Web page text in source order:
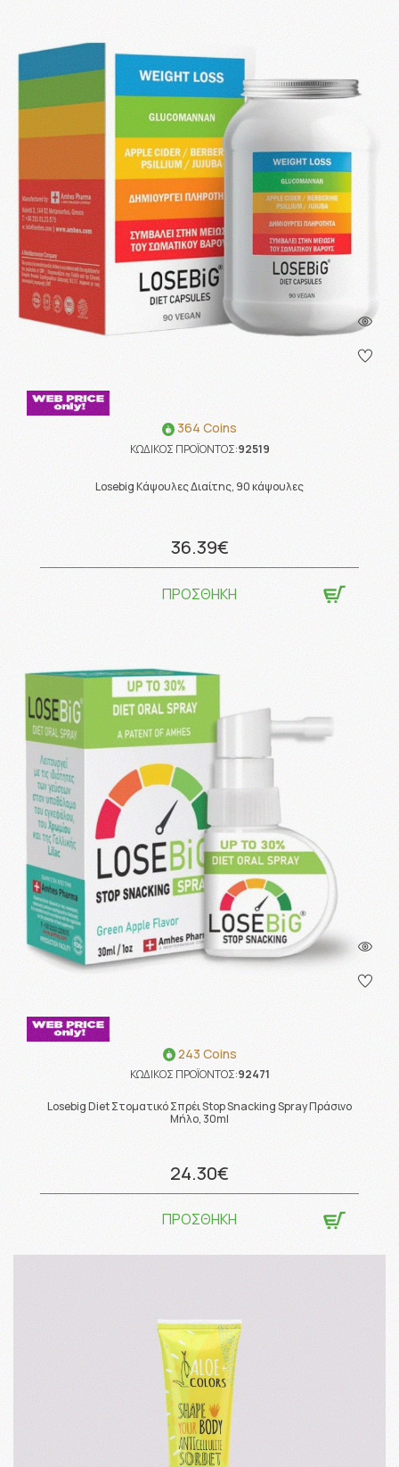
364 Coins
ΚΩΔΙΚΟΣ ΠΡΟΪΟΝΤΟΣ:92519
Losebig Κάψουλες Διαίτης, 90 κάψουλες
36.39€
ΠΡΟΣΘΗΚΗ
243 Coins
ΚΩΔΙΚΟΣ ΠΡΟΪΟΝΤΟΣ:92471
Losebig Diet Στοματικό Σπρέι Stop Snacking Spray Πράσινο
Μήλο, 30ml
24.30€
ΠΡΟΣΘΗΚΗ